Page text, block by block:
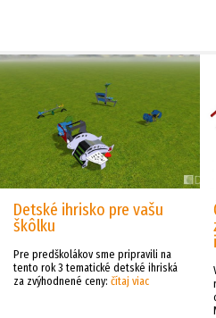
Detské ihrisko pre vašu
škôlku
Pre predškolákov sme pripravili na
tento rok 3 tematické detské ihriská
za zvýhodnené ceny: čítaj viac